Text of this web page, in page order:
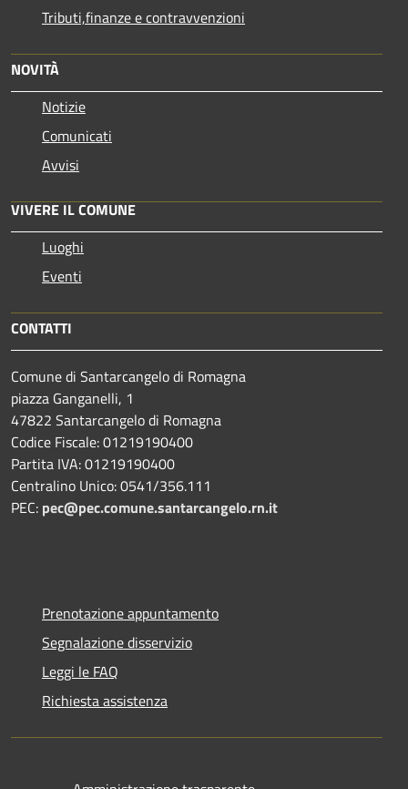
Tributi,finanze e contravvenzioni
NOVITÀ
Notizie
Comunicati
Avvisi
VIVERE IL COMUNE
Luoghi
Eventi
CONTATTI
Comune di Santarcangelo di Romagna
piazza Ganganelli, 1
47822 Santarcangelo di Romagna
Codice Fiscale: 01219190400
Partita IVA: 01219190400
Centralino Unico: 0541/356.111
PEC: pec@pec.comune.santarcangelo.rn.it
Prenotazione appuntamento
Segnalazione disservizio
Leggi le FAQ
Richiesta assistenza